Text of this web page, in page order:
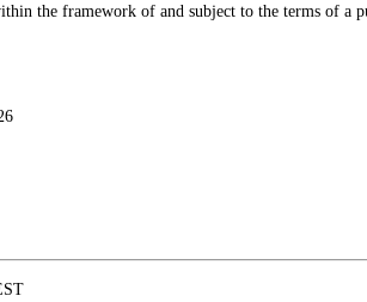
the framework of and subject to the terms of a